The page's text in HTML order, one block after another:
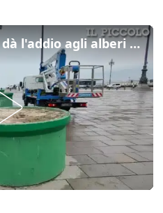
Trieste, piazza Unità dà l'addio agli alberi di Natale